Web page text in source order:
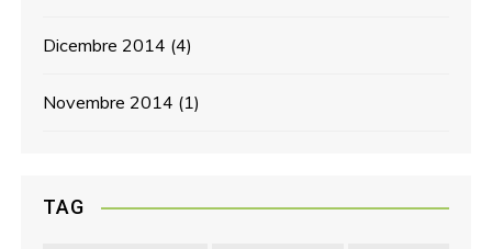
Dicembre 2014 (4)
Novembre 2014 (1)
TAG